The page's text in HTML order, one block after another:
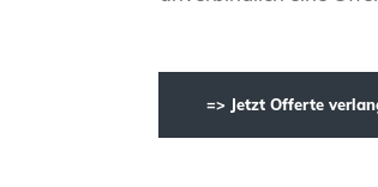
=> Jetzt Offerte